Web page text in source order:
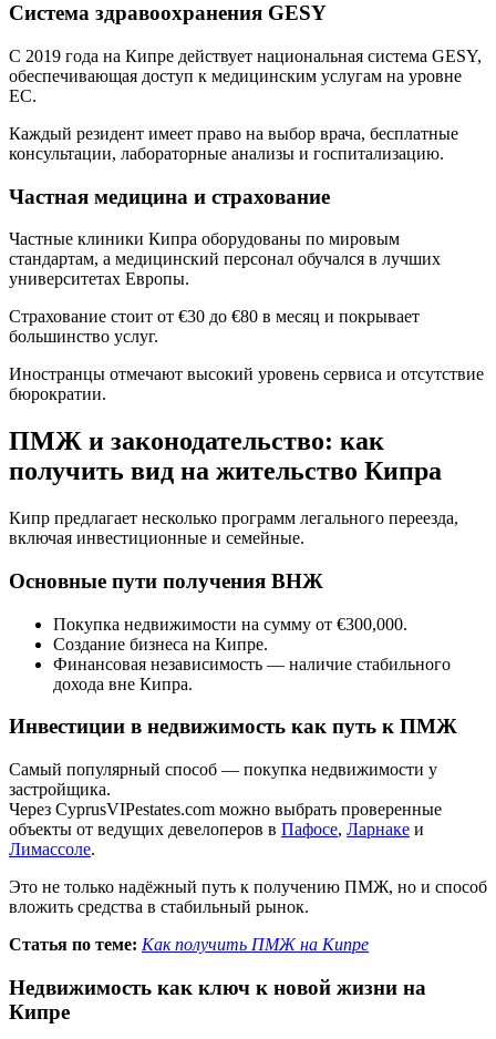
Система здравоохранения GESY
С 2019 года на Кипре действует национальная система GESY,
обеспечивающая доступ к медицинским услугам на уровне
ЕС.
Каждый резидент имеет право на выбор врача, бесплатные
консультации, лабораторные анализы и госпитализацию.
Частная медицина и страхование
Частные клиники Кипра оборудованы по мировым
стандартам, а медицинский персонал обучался в лучших
университетах Европы.
Страхование стоит от €30 до €80 в месяц и покрывает
большинство услуг.
Иностранцы отмечают высокий уровень сервиса и отсутствие
бюрократии.
ПМЖ и законодательство: как
получить вид на жительство Кипра
Кипр предлагает несколько программ легального переезда,
включая инвестиционные и семейные.
Основные пути получения ВНЖ
Покупка недвижимости на сумму от €300,000.
Создание бизнеса на Кипре.
Финансовая независимость — наличие стабильного
дохода вне Кипра.
Инвестиции в недвижимость как путь к ПМЖ
Самый популярный способ — покупка недвижимости у
застройщика.
Через CyprusVIPestates.com можно выбрать проверенные
объекты от ведущих девелоперов в Пафосе, Ларнаке и
Лимассоле.
Это не только надёжный путь к получению ПМЖ, но и способ
вложить средства в стабильный рынок.
Статья по теме: Как получить ПМЖ на Кипре
Недвижимость как ключ к новой жизни на
Кипре